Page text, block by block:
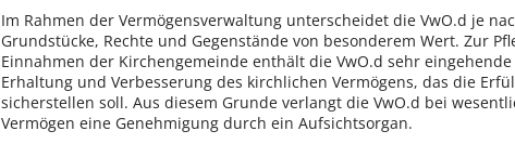
Im Rahmen der Vermögensverwaltung unterscheidet die VwO.d je
Grundstücke, Rechte und Gegenstände von besonderem Wert. Zur
Einnahmen der Kirchengemeinde enthält die VwO.d sehr
Erhaltung und Verbesserung des kirchlichen Vermögens, das die
sicherstellen soll. Aus diesem Grunde verlangt die VwO.d bei
Vermögen eine Genehmigung durch ein Aufsichtsorgan.